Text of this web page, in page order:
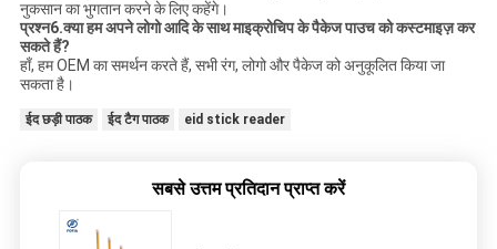
नुकसान का भुगतान करने के लिए कहेंगे।
प्रश्न6.क्या हम अपने लोगो आदि के साथ माइक्रोचिप के पैकेज पाउच को कस्टमाइज़ कर
सकते हैं?
हाँ, हम OEM का समर्थन करते हैं, सभी रंग, लोगो और पैकेज को अनुकूलित किया जा
सकता है।
ईद छड़ी पाठक ईद टैग पाठक eid stick reader
सबसे उत्तम प्रतिदान प्राप्त करें